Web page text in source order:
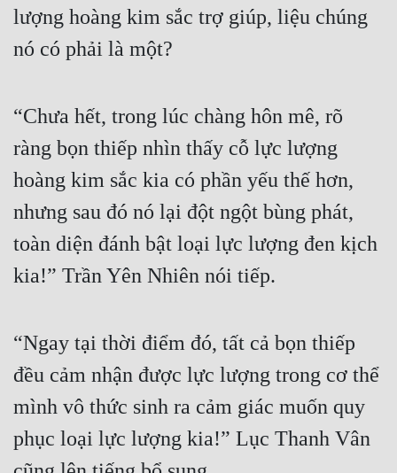
lượng hoàng kim sắc trợ giúp, liệu chúng
nó có phải là một?
“Chưa hết, trong lúc chàng hôn mê, rõ
ràng bọn thiếp nhìn thấy cỗ lực lượng
hoàng kim sắc kia có phần yếu thế hơn,
nhưng sau đó nó lại đột ngột bùng phát,
toàn diện đánh bật loại lực lượng đen kịch
kia!” Trần Yên Nhiên nói tiếp.
“Ngay tại thời điểm đó, tất cả bọn thiếp
đều cảm nhận được lực lượng trong cơ thể
mình vô thức sinh ra cảm giác muốn quy
phục loại lực lượng kia!” Lục Thanh Vân